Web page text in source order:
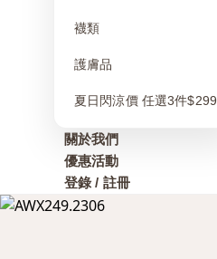
襪類
護膚品
夏日閃涼價 任選3件$299
關於我們
優惠活動
登錄 / 註冊